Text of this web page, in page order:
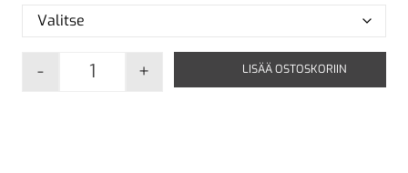
C23.4 Ajoneuvon tai ajoneuvoyhdistelmän
- + LISÄÄ OSTOSKORIIN